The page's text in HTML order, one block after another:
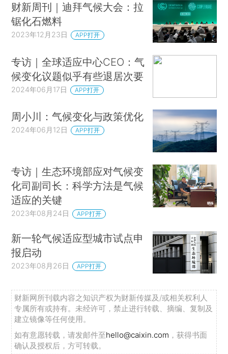
财新周刊｜迪拜气候大会：拉
锯化石燃料
2023年12月23日 APP打开
专访｜全球适应中心CEO：气
候变化议题似乎有些退居次要
2024年06月17日 APP打开
周小川：气候变化与政策优化
2024年06月12日 APP打开
专访｜生态环境部应对气候变
化司副司长：科学方法是气候
适应的关键
2023年08月24日 APP打开
新一轮气候适应型城市试点申
报启动
2023年08月26日 APP打开
财新网所刊载内容之知识产权为财新传媒及/或相关权利人
专属所有或持有。未经许可，禁止进行转载、摘编、复制及
建立镜像等任何使用。
如有意愿转载，请发邮件至hello@caixin.com ，获得书面
确认及授权后，方可转载。